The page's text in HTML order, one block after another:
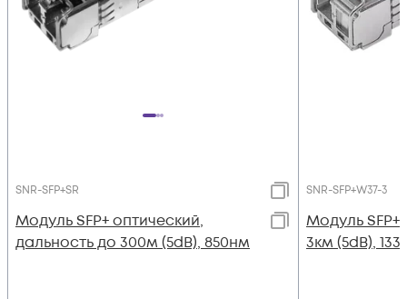
SNR-SFP+SR
Модуль SFP+ оптический,
дальность до 300м (5dB), 850нм
SNR-SFP+W37-3
Модуль SFP+
3км (5dB),